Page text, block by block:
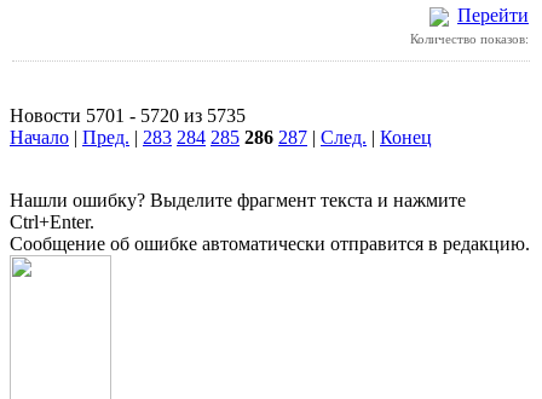
Перейти
Количество показов:
Новости 5701 - 5720 из 5735
Начало | Пред. | 283 284 285 286 287 | След. | Конец
Нашли ошибку? Выделите фрагмент текста и нажмите
Ctrl+Enter.
Сообщение об ошибке автоматически отправится в редакцию.